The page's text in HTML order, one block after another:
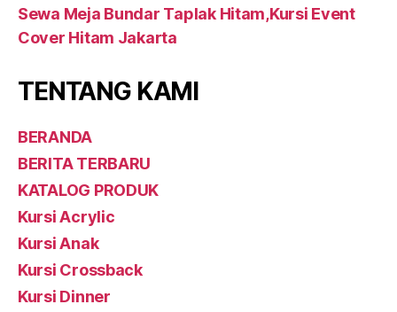
Sewa Meja Bundar Taplak Hitam,Kursi Event
Cover Hitam Jakarta
TENTANG KAMI
BERANDA
BERITA TERBARU
KATALOG PRODUK
Kursi Acrylic
Kursi Anak
Kursi Crossback
Kursi Dinner